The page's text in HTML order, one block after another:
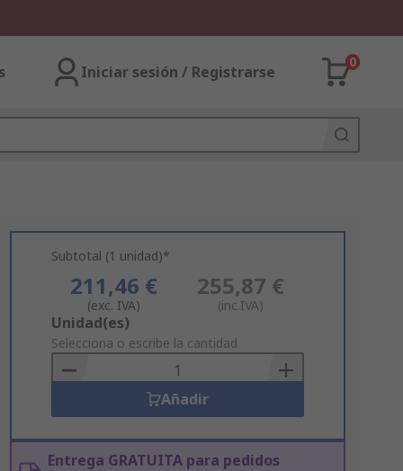
Iniciar sesión / Registrarse
0
Subtotal (1 unidad)*
211,46 €
(exc. IVA)
255,87 €
(inc.IVA)
Add
to
Basket
Unidad(es)
Selecciona o escribe la cantidad
Añadir
Entrega GRATUITA para pedidos